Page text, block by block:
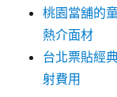
桃園當舖的
熱介面材
台北票貼經
射費用